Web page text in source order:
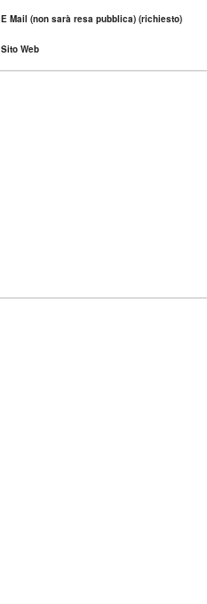
E Mail (non sarà resa pubblica) (richiesto)
Sito Web